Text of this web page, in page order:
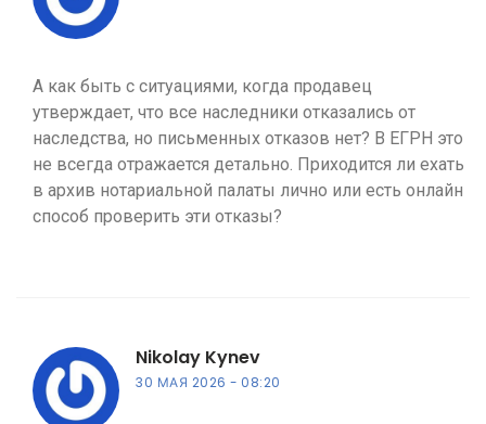
А как быть с ситуациями, когда продавец
утверждает, что все наследники отказались от
наследства, но письменных отказов нет? В ЕГРН это
не всегда отражается детально. Приходится ли ехать
в архив нотариальной палаты лично или есть онлайн
способ проверить эти отказы?
Nikolay Kynev
30 МАЯ 2026 08:20